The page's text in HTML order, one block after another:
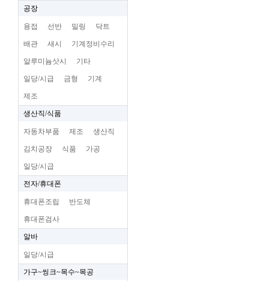
공장
용접 선반 밀링 닥트
배관 새시 기계정비수리
알루미늄삿시 기타
일당/시급 금형 기계
제조
생산직/식품
자동차부품 제조 생산직
김치공장 식품 가공
일당/시급
전자/휴대폰
휴대폰조립 반도체
휴대폰검사
알바
일당/시급
가구~씽크~목수~목공